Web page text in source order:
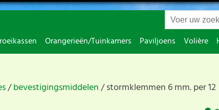
Orangerieën/Tuinkamers Paviljoens Volière
bevestigingsmiddelen stormklemmen 6 mm. per 12